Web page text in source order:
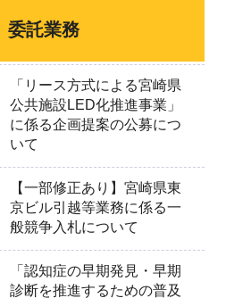
委託業務
「リース方式による宮崎県
公共施設LED化推進事業」
に係る企画提案の公募につ
いて
【一部修正あり】宮崎県東
京ビル引越等業務に係る一
般競争入札について
「認知症の早期発見・早期
診断を推進するための普及